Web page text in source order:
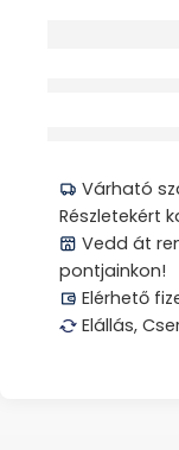
Várható
Részletekért
Vedd át
pontjainkon!
Elérhető
Elállás,